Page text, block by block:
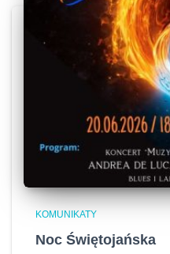
KOMUNIKATY
Noc Świętojańska